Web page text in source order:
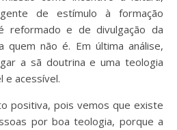
de estímulo à formação
reformado e de divulgação da
quem não é. Em última análise,
a sã doutrina e uma teologia
e acessível.
positiva, pois vemos que existe
por boa teologia, porque a